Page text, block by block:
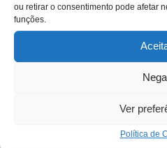
ou retirar o consentimento pode afetar
funções.
Ver
Política de
Tags:
António Nogueira
CEO da efconsulting® e